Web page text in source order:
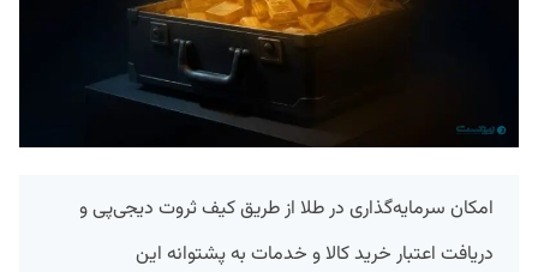
امکان سرمایه‌گذاری در طلا از طریق کیف ثروت دیجی‌‌پی و
دریافت اعتبار خرید کالا و خدمات به پشتوانه این